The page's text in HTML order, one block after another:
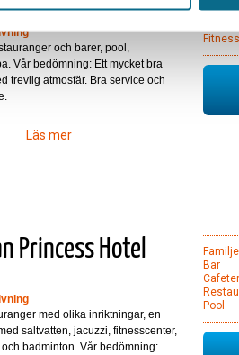
och barer, pool,
Vår bedömning: Ett mycket bra
trevlig atmosfär. Bra service och
Läs mer
Princess Hotel
med olika inriktningar, en
saltvatten, jacuzzi, fitnesscenter,
badminton. Vår bedömning:
Bar
Pool